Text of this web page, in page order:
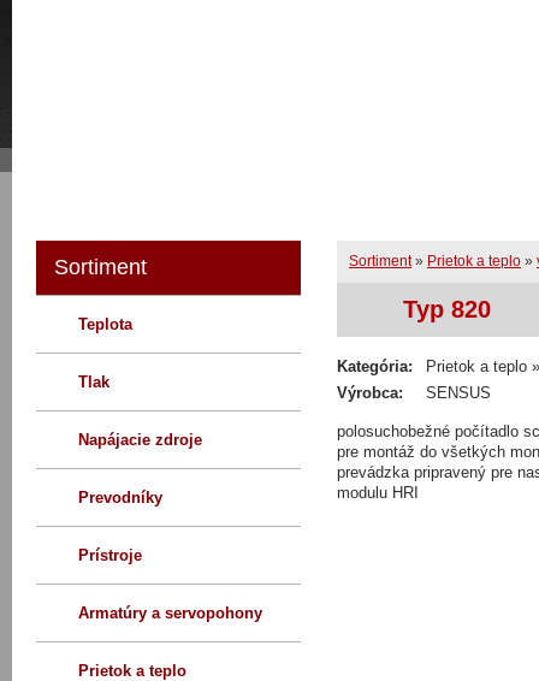
Sortiment
Teplota
Tlak
Napájacie zdroje
Prevodníky
Prístroje
Armatúry a servopohony
Prietok a teplo
Sortiment » Prietok a teplo »
Typ 820
Kategória:
Prietok a teplo
Výrobca:
SENSUS
polosuchobežné počítadlo
pre montáž do všetkých
prevádzka pripravený pre
modulu HRI